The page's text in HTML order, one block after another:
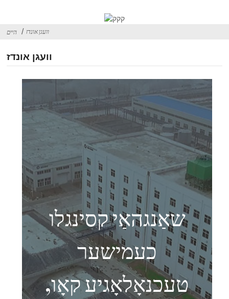
היים וועגן אונדז
וועגן אונדז
שאַנגהאַי קסינגלו
כעמישער
טעכנאָלאָגיע קאָו,